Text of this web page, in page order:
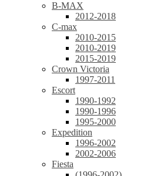
B-MAX
2012-2018
C-max
2010-2015
2010-2019
2015-2019
Crown Victoria
1997-2011
Escort
1990-1992
1990-1996
1995-2000
Expedition
1996-2002
2002-2006
Fiesta